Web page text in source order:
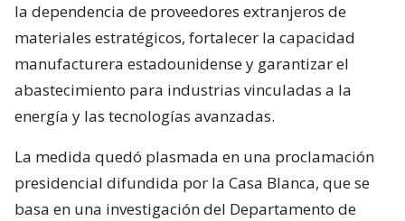
la dependencia de proveedores extranjeros de
materiales estratégicos, fortalecer la capacidad
manufacturera estadounidense y garantizar el
abastecimiento para industrias vinculadas a la
energía y las tecnologías avanzadas.
La medida quedó plasmada en una proclamación
presidencial difundida por la Casa Blanca, que se
basa en una investigación del Departamento de